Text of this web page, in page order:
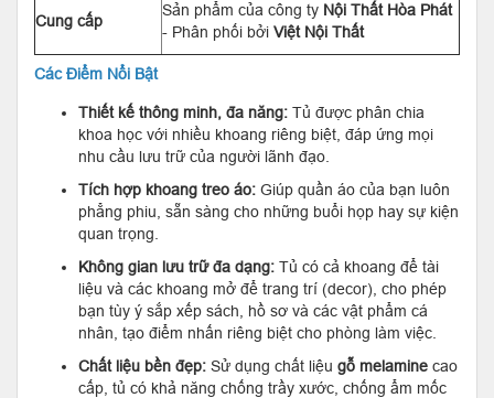
Cung cấp
Sản phẩm của công ty Nội Thất Hòa Phát
- Phân phối bởi Việt Nội Thất
Các Điểm Nổi Bật
Thiết kế thông minh, đa năng: Tủ được phân chia
khoa học với nhiều khoang riêng biệt, đáp ứng mọi
nhu cầu lưu trữ của người lãnh đạo.
Tích hợp khoang treo áo: Giúp quần áo của bạn luôn
phẳng phiu, sẵn sàng cho những buổi họp hay sự kiện
quan trọng.
Không gian lưu trữ đa dạng: Tủ có cả khoang để tài
liệu và các khoang mở để trang trí (decor), cho phép
bạn tùy ý sắp xếp sách, hồ sơ và các vật phẩm cá
nhân, tạo điểm nhấn riêng biệt cho phòng làm việc.
Chất liệu bền đẹp: Sử dụng chất liệu gỗ melamine cao
cấp, tủ có khả năng chống trầy xước, chống ẩm mốc